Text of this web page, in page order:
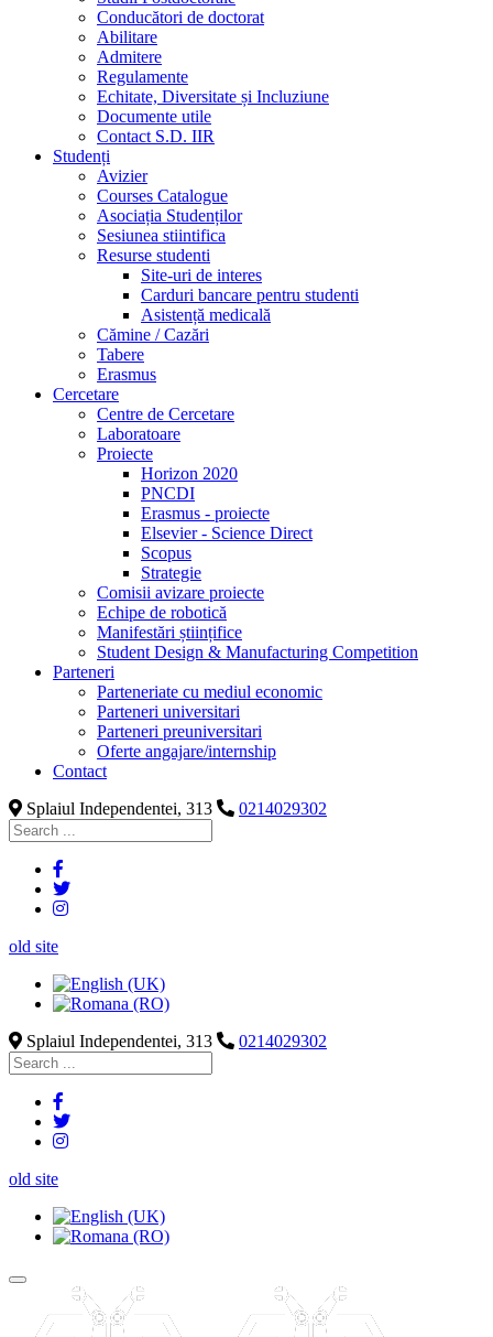
Conducători de doctorat
Abilitare
Admitere
Regulamente
Echitate, Diversitate și Incluziune
Documente utile
Contact S.D. IIR
Studenți
Avizier
Courses Catalogue
Asociația Studenților
Sesiunea stiintifica
Resurse studenti
Site-uri de interes
Carduri bancare pentru studenti
Asistență medicală
Cămine / Cazări
Tabere
Erasmus
Cercetare
Centre de Cercetare
Laboratoare
Proiecte
Horizon 2020
PNCDI
Erasmus - proiecte
Elsevier - Science Direct
Scopus
Strategie
Comisii avizare proiecte
Echipe de robotică
Manifestări științifice
Student Design & Manufacturing Competition
Parteneri
Parteneriate cu mediul economic
Parteneri universitari
Parteneri preuniversitari
Oferte angajare/internship
Contact
Splaiul Independentei, 313
0214029302
old site
Splaiul Independentei, 313 0214029302
old site